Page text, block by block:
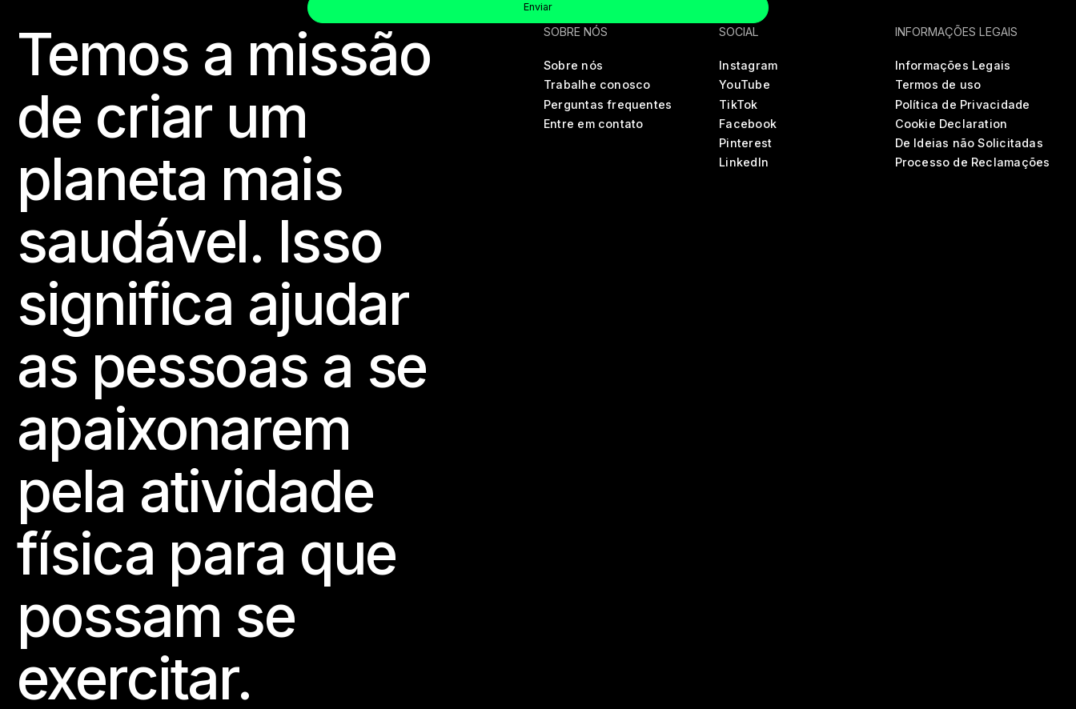
Enviar Enviar
Enviar
Footer
Temos a missão
de criar um
planeta mais
saudável. Isso
significa ajudar
as pessoas a se
apaixonarem
pela atividade
física para que
possam se
exercitar.
SOBRE NÓS
Sobre nós
Trabalhe conosco
Perguntas frequentes
Entre em contato
SOCIAL
Instagram
YouTube
TikTok
Facebook
Pinterest
LinkedIn
INFORMAÇÕES LEGAIS
Informações Legais
Termos de uso
Política de Privacidade
Cookie Declaration
De Ideias não Solicitadas
Processo de Reclamações